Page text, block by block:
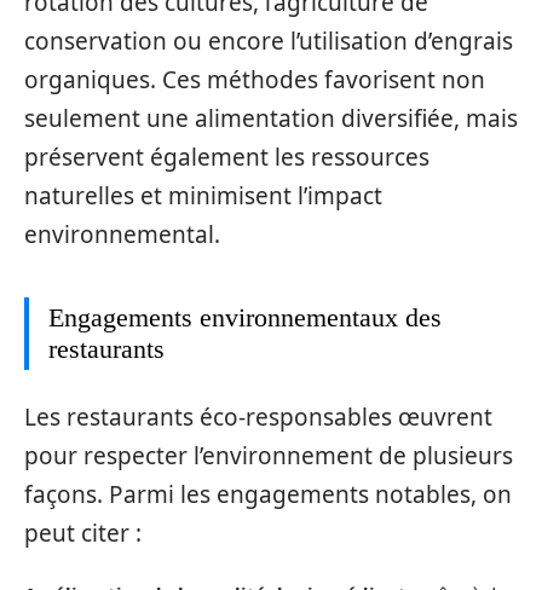
conservation ou encore l’utilisation d’engrais
organiques. Ces méthodes favorisent non
seulement une alimentation diversifiée, mais
préservent également les ressources
naturelles et minimisent l’impact
environnemental.
Engagements environnementaux des
restaurants
Les restaurants éco-responsables œuvrent
pour respecter l’environnement de plusieurs
façons. Parmi les engagements notables, on
peut citer :